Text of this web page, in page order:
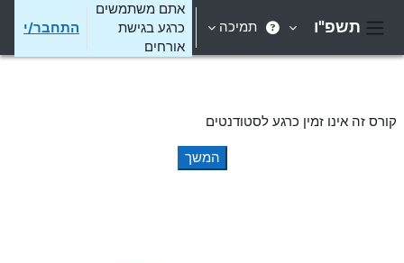
תשפ"ו תמיכה
אתם משתמשים
כרגע בגישת
אורחים
התחבר/י
קורס זה אינו זמין כרגע לסטודנטים
המשך